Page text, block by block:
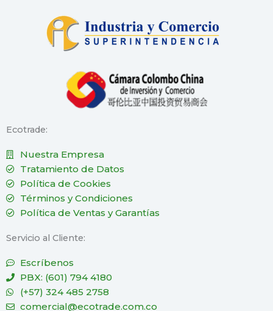
Ecotrade:
Nuestra Empresa
Tratamiento de Datos
Política de Cookies
Términos y Condiciones
Política de Ventas y Garantías
Servicio al Cliente:
Escríbenos
PBX: (601) 794 4180
(+57) 324 485 2758
comercial@ecotrade.com.co